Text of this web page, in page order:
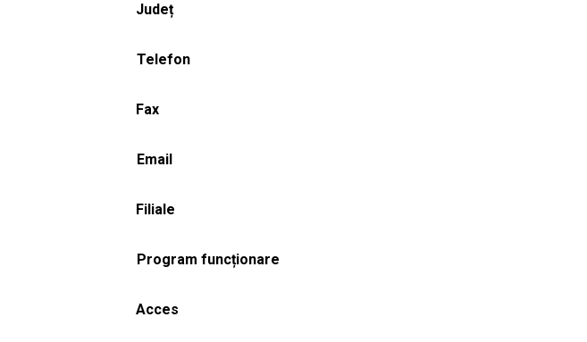
Județ
Telefon
Fax
Email
Filiale
Program funcționare
Acces